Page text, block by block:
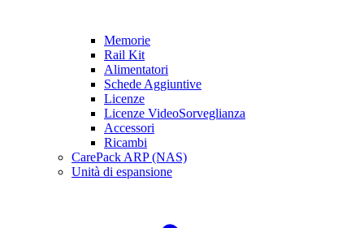
Memorie
Rail Kit
Alimentatori
Schede Aggiuntive
Licenze
Licenze VideoSorveglianza
Accessori
Ricambi
CarePack ARP (NAS)
Unità di espansione